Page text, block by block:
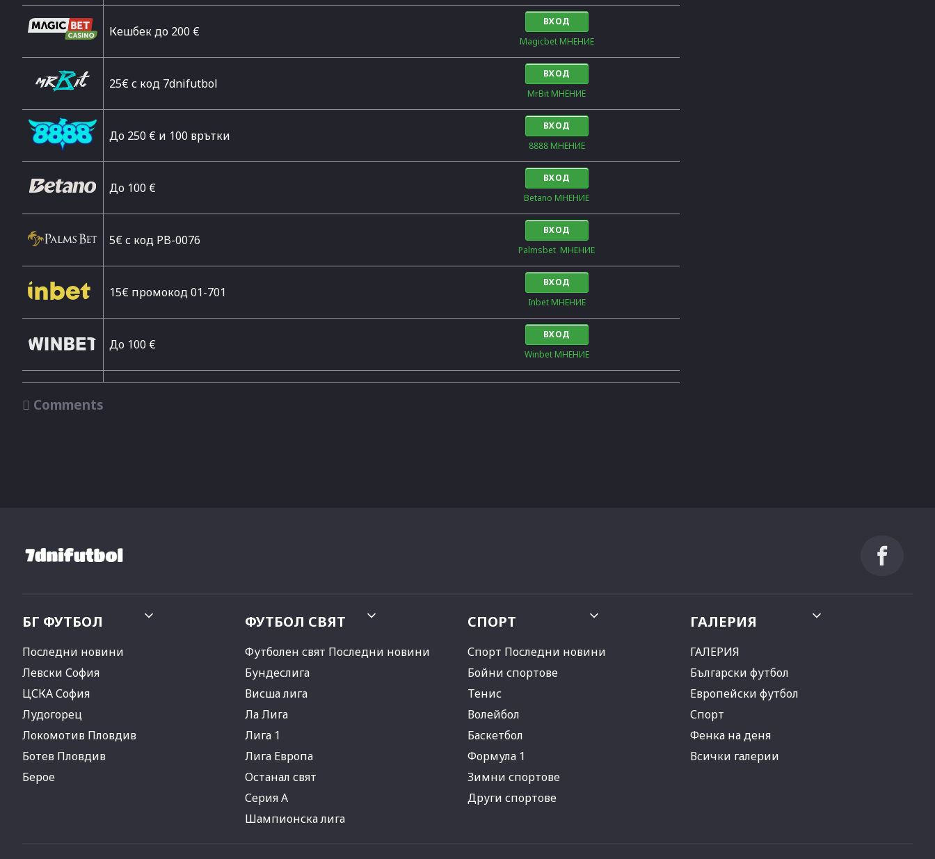
Кешбек до 200 €
ВХОД
Magicbet МНЕНИЕ
25€ с код 7dnifutbol
ВХОД
MrBit МНЕНИЕ
До 250 € и 100 врътки
ВХОД
8888 МНЕНИЕ
Дo 100 €
ВХОД
Betano МНЕНИЕ
5€ с код PB-0076
ВХОД
Palmsbet  МНЕНИЕ
15€ промокод 01-701
ВХОД
Inbet МНЕНИЕ
До 100 €
ВХОД
Winbet МНЕНИЕ
 Comments
БГ ФУТБОЛ
Последни новини
Левски София
ЦСКА София
Лудогорец
Локомотив Пловдив
Ботев Пловдив
Берое
ФУТБОЛ СВЯТ
Футболен свят Последни новини
Бундеслига
Висша лига
Ла Лига
Лига 1
Лига Европа
Останал свят
Серия А
Шампионска лига
СПОРТ
Спорт Последни новини
Бойни спортове
Тенис
Волейбол
Баскетбол
Формула 1
Зимни спортове
Други спортове
ГАЛЕРИЯ
ГАЛЕРИЯ
Български футбол
Европейски футбол
Спорт
Фенка на деня
Всички галерии